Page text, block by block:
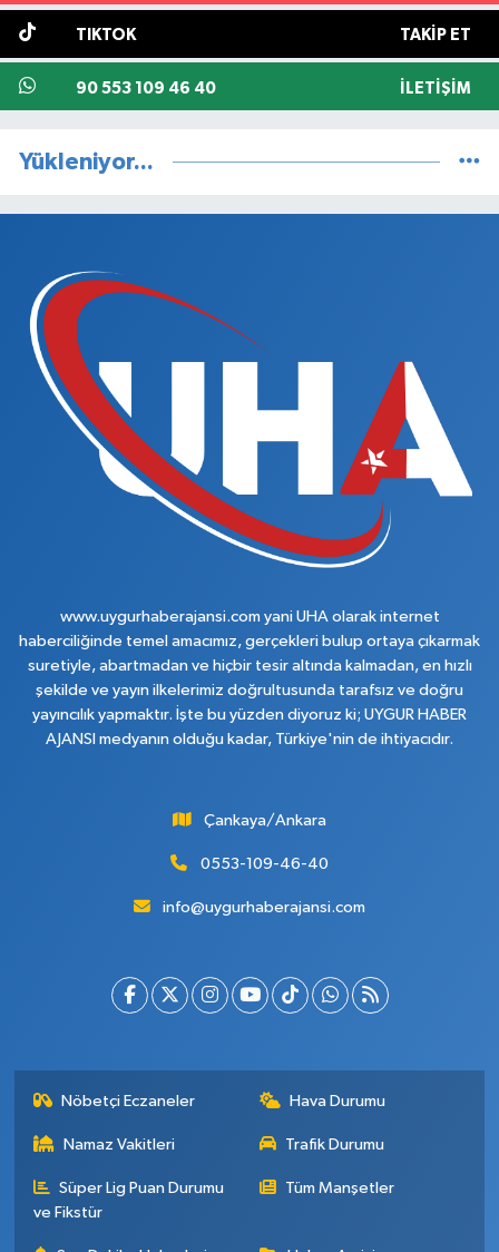
TIKTOK TAKIP ET
90 553 109 46 40 İLETIŞIM
Yükleniyor...
www.uygurhaberajansi.com yani UHA olarak internet
haberciliğinde temel amacımız, gerçekleri bulup ortaya çıkarmak
suretiyle, abartmadan ve hiçbir tesir altında kalmadan, en hızlı
şekilde ve yayın ilkelerimiz doğrultusunda tarafsız ve doğru
yayıncılık yapmaktır. İşte bu yüzden diyoruz ki; UYGUR HABER
AJANSI medyanın olduğu kadar, Türkiye'nin de ihtiyacıdır.
Çankaya/Ankara
0553-109-46-40
info@uygurhaberajansi.com
Nöbetçi Eczaneler Hava Durumu
Namaz Vakitleri Trafik Durumu
Süper Lig Puan Durumu
ve Fikstür
Tüm Manşetler